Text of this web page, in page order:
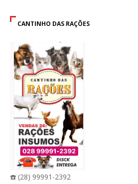
CANTINHO DAS RAÇÕES
☎️ (28) 99991-2392